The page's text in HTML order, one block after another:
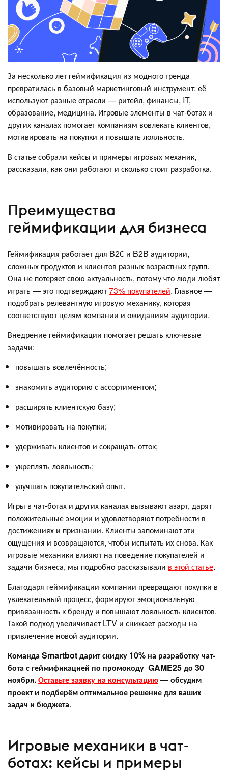
За несколько лет геймификация из модного тренда
превратилась в базовый маркетинговый инструмент: её
используют разные отрасли — ритейл, финансы, IT,
образование, медицина. Игровые элементы в чат-ботах и
других каналах помогает компаниям вовлекать клиентов,
мотивировать на покупки и повышать лояльность.
В статье собрали кейсы и примеры игровых механик,
рассказали, как они работают и сколько стоит разработка.
Преимущества
геймификации для бизнеса
Геймификация работает для B2С и B2B аудитории,
сложных продуктов и клиентов разных возрастных групп.
Она не потеряет свою актуальность, потому что люди любят
играть — это подтверждают73% покупателей. Главное —
подобрать релевантную игровую механику, которая
соответствуют целям компании и ожиданиям аудитории.
Внедрение геймификации помогает решать ключевые
задачи:
повышать вовлечённость;
знакомить аудиторию с ассортиментом;
расширять клиентскую базу;
мотивировать на покупки;
удерживать клиентов и сокращать отток;
укреплять лояльность;
улучшать покупательский опыт.
Игры в чат-ботах и других каналах вызывают азарт, дарят
положительные эмоции и удовлетворяют потребности в
достижениях и признании. Клиенты запоминают эти
ощущения и возвращаются, чтобы испытать их снова. Как
игровые механики влияют на поведение покупателей и
задачи бизнеса, мы подробно рассказывали в этой статье.
Благодаря геймификации компании превращают покупки в
увлекательный процесс, формируют эмоциональную
привязанность к бренду и повышают лояльность клиентов.
Такой подход увеличивает LTV и снижает расходы на
привлечение новой аудитории.
Команда Smartbot дарит скидку 10% на разработку чат-
бота с геймификацией по промокоду GAME25 до 30
ноября.Оставьте заявку на консультацию— обсудим
проект и подберём оптимальное решение для ваших
задач и бюджета.
Игровые механики в чат-
ботах: кейсы и примеры